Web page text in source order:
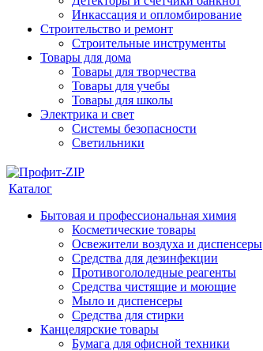
Инкассация и опломбирование
Строительство и ремонт
Строительные инструменты
Товары для дома
Товары для творчества
Товары для учебы
Товары для школы
Электрика и свет
Системы безопасности
Светильники
Каталог
Бытовая и профессиональная химия
Косметические товары
Освежители воздуха и диспенсеры
Средства для дезинфекции
Противогололедные реагенты
Средства чистящие и моющие
Мыло и диспенсеры
Средства для стирки
Канцелярские товары
Бумага для офисной техники